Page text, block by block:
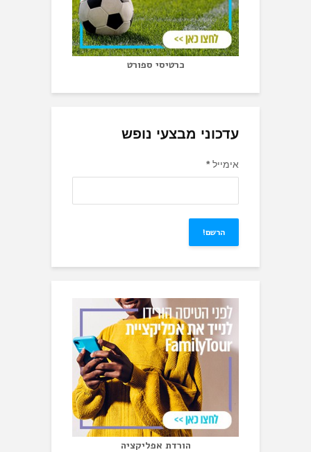
כרטיסי ספורט
עדכוני מבצעי נופש
אימייל*
הורדת אפליקציה